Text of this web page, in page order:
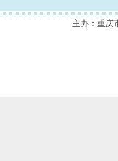
主办：重庆